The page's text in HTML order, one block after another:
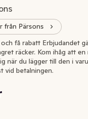
från Pärsons
är: 30,50 kr
kr /kg
få rabatt Erbjudandet
räcker. Kom ihåg att
när du lägger till den i
vid betalningen.